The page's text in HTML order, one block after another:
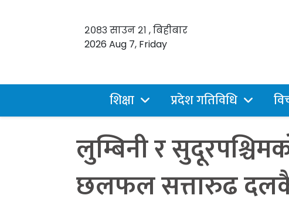
२०८३ साउन २१ , बिहीबार
2026 Aug 7, Friday
शिक्षा प्रदेश गतिविधि
लुम्बिनी र
छलफल सत्तारुढ दलकै